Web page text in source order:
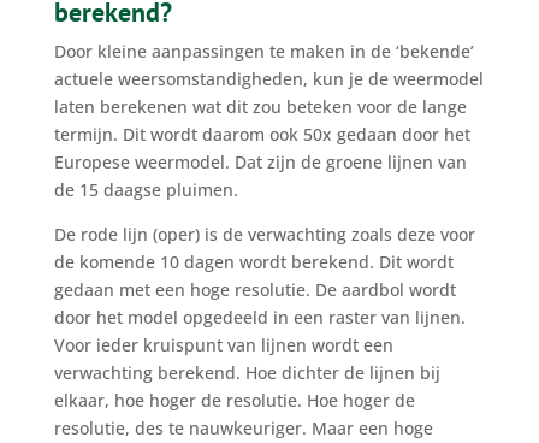
berekend?
Door kleine aanpassingen te maken in de ‘bekende’
actuele weersomstandigheden, kun je de weermodel
laten berekenen wat dit zou beteken voor de lange
termijn. Dit wordt daarom ook 50x gedaan door het
Europese weermodel. Dat zijn de groene lijnen van
de 15 daagse pluimen.
De rode lijn (oper) is de verwachting zoals deze voor
de komende 10 dagen wordt berekend. Dit wordt
gedaan met een hoge resolutie. De aardbol wordt
door het model opgedeeld in een raster van lijnen.
Voor ieder kruispunt van lijnen wordt een
verwachting berekend. Hoe dichter de lijnen bij
elkaar, hoe hoger de resolutie. Hoe hoger de
resolutie, des te nauwkeuriger. Maar een hoge